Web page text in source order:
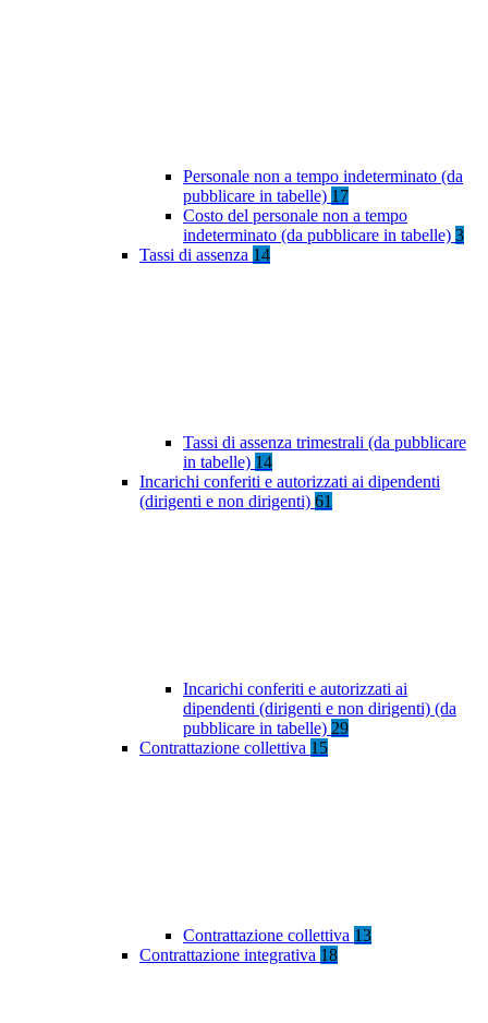
Personale non a tempo indeterminato (da
pubblicare in tabelle) 17
Costo del personale non a tempo
indeterminato (da pubblicare in tabelle) 3
Tassi di assenza 14
Tassi di assenza trimestrali (da pubblicare
in tabelle) 14
Incarichi conferiti e autorizzati ai dipendenti
(dirigenti e non dirigenti) 61
Incarichi conferiti e autorizzati ai
dipendenti (dirigenti e non dirigenti) (da
pubblicare in tabelle) 29
Contrattazione collettiva 15
Contrattazione collettiva 13
Contrattazione integrativa 18